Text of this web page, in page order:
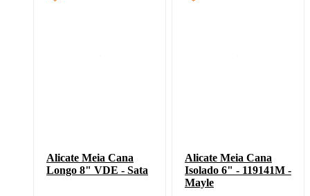
Alicate Meia Cana
Longo 8" VDE - Sata
Alicate Meia Cana
Isolado 6" - 119141M -
Mayle